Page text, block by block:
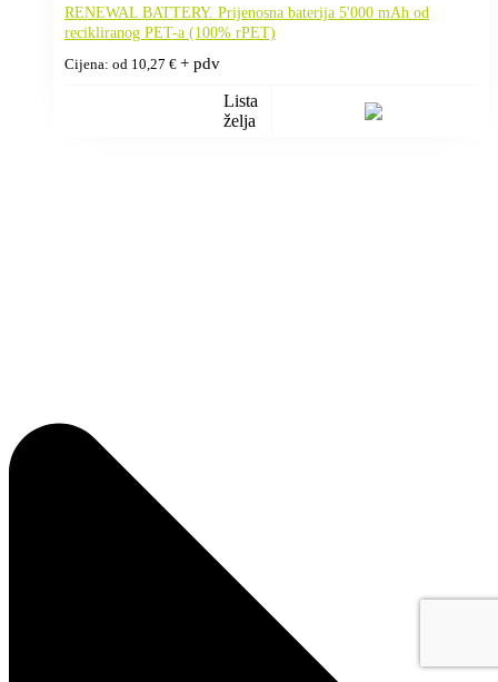
RENEWAL BATTERY. Prijenosna baterija 5'000 mAh od
recikliranog PET-a (100% rPET)
Cijena: od 10,27 € + pdv
Lista
želja